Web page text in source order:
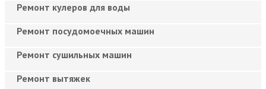
Ремонт кулеров для воды
Ремонт посудомоечных машин
Ремонт сушильных машин
Ремонт вытяжек